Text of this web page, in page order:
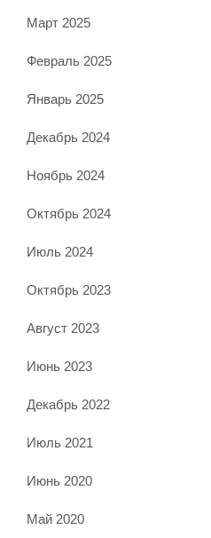
Март 2025
Февраль 2025
Январь 2025
Декабрь 2024
Ноябрь 2024
Октябрь 2024
Июль 2024
Октябрь 2023
Август 2023
Июнь 2023
Декабрь 2022
Июль 2021
Июнь 2020
Май 2020